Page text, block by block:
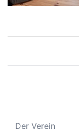
Der Verein